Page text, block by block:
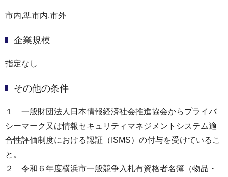
市内,準市内,市外
企業規模
指定なし
その他の条件
１ 一般財団法人日本情報経済社会推進協会からプライバ
シーマーク又は情報セキュリティマネジメントシステム適
合性評価制度における認証（ISMS）の付与を受けているこ
と。
２ 令和６年度横浜市一般競争入札有資格者名簿（物品・